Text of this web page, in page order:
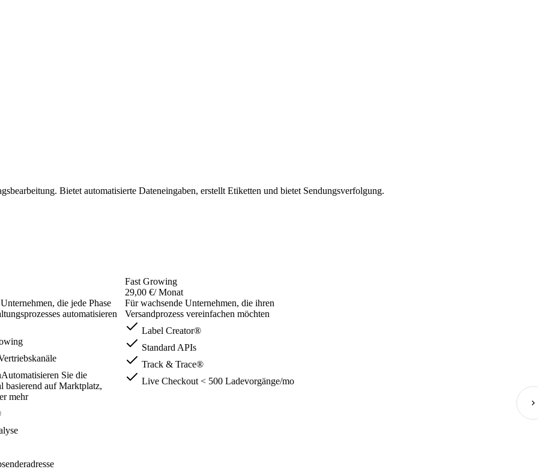
Bietet automatisierte Dateneingaben, erstellt Etiketten und bietet Sendungsverfolgung.
die jede Phase
automatisieren
Sie die
basierend auf Marktplatz,
mehr
Fast Growing
29,00 €/ Monat
Für wachsende Unternehmen, die ihren
Versandprozess vereinfachen möchten
Label Creator®
Standard APIs
Track & Trace®
Live Checkout < 500 Ladevorgänge/mo